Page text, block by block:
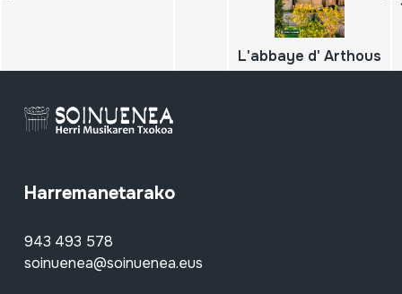
L'abbaye d' Arthous
Harremanetarako
943 493 578
soinuenea@soinuenea.eus